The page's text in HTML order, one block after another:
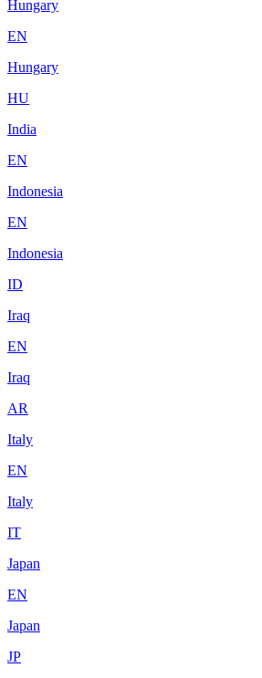
Hungary
EN
Hungary
HU
India
EN
Indonesia
EN
Indonesia
ID
Iraq
EN
Iraq
AR
Italy
EN
Italy
IT
Japan
EN
Japan
JP